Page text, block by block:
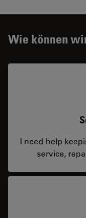
Wie können
I need help
service,